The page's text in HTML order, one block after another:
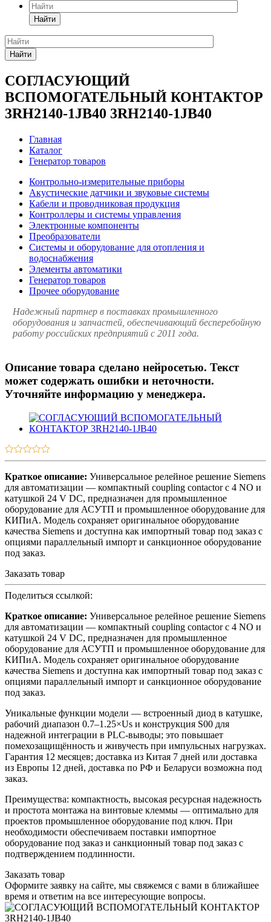
Найти
Найти
СОГЛАСУЮЩИЙ
ВСПОМОГАТЕЛЬНЫЙ КОНТАКТОР
3RH2140-1JB40 3RH2140-1JB40
Главная
Каталог
Генератор товаров
Контрольно-измерительные приборы
Акустические датчики и звуковые системы
Кабели и проводниковая продукция
Контроллеры и системы управления
Электронные компоненты
Преобразователи
Системы и оборудование для отопления и
водоснабжения
Элементы автоматики
Генератор товаров
Прочее оборудование
Надежный партнер в поставках промышленного
оборудования и запчастей, обеспечивающий бесперебойную
работу российских предприятий с 2011 года.
Описание товара сделано нейросетью. Текст
может содержать ошибки и неточности.
Уточняйте информацию у менеджера.
Краткое описание: Универсальное релейное решение Siemens
для автоматизации — компактный coupling contactor с 4 NO и
катушкой 24 V DC, предназначен для промышленное
оборудование для АСУТП и промышленное оборудование для
КИПиА. Модель сохраняет оригинальное оборудование
качества Siemens и доступна как импортный товар под заказ с
опциями параллельный импорт и санкционное оборудование
под заказ.
Заказать товар
Поделиться ссылкой:
Краткое описание: Универсальное релейное решение Siemens
для автоматизации — компактный coupling contactor с 4 NO и
катушкой 24 V DC, предназначен для промышленное
оборудование для АСУТП и промышленное оборудование для
КИПиА. Модель сохраняет оригинальное оборудование
качества Siemens и доступна как импортный товар под заказ с
опциями параллельный импорт и санкционное оборудование
под заказ.
Уникальные функции модели — встроенный диод в катушке,
рабочий диапазон 0.7–1.25×Us и конструкция S00 для
надежной интеграции в PLC-выводы; это повышает
помехозащищённость и живучесть при импульсных нагрузках.
Гарантия 12 месяцев; доставка из Китая 7 дней или доставка
из Европы 12 дней, доставка по РФ и Беларуси возможна под
заказ.
Преимущества: компактность, высокая ресурсная надежность
и простота монтажа на винтовые клеммы — оптимально для
проектов промышленное оборудование под ключ. При
необходимости обеспечиваем поставки импортное
оборудование под заказ и санкционный товар под заказ с
подтверждением подлинности.
Заказать товар
Оформите заявку на сайте, мы свяжемся с вами в ближайшее
время и ответим на все интересующие вопросы.